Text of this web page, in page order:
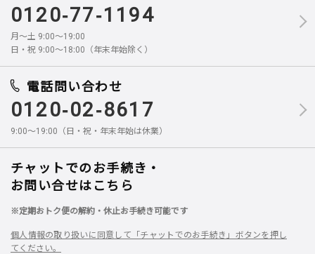
0120-77-1194
月～土 9:00～19:00
日・祝 9:00～18:00（年末年始除く）
電話問い合わせ
0120-02-8617
9:00～19:00（日・祝・年末年始は休業）
チャットでのお手続き・
お問い合せはこちら
※定期おトク便の解約・休止お手続き可能です
個人情報の取り扱いに同意して「チャットでのお手続き」ボタンを押し
てください。